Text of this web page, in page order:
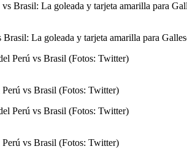
Brasil: La goleada y tarjeta amarilla para
Perú vs Brasil (Fotos: Twitter)
Perú vs Brasil (Fotos: Twitter)